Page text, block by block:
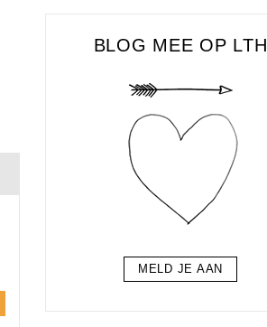
BLOG MEE OP LTH
MELD JE AAN